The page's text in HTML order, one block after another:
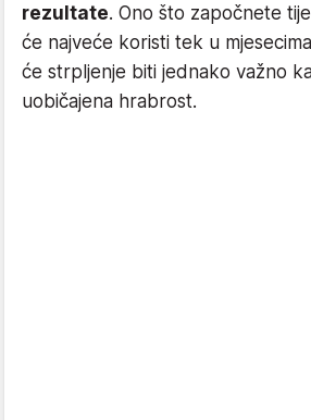
rezultate. Ono što započnete
će najveće koristi tek u
će strpljenje biti jednako važno
uobičajena hrabrost.